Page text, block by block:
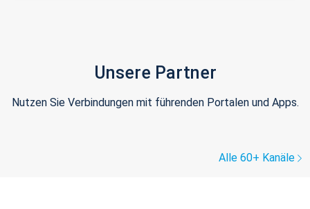
Unsere Partner
Nutzen Sie Verbindungen mit führenden Portalen und Apps.
Alle 60+ Kanäle